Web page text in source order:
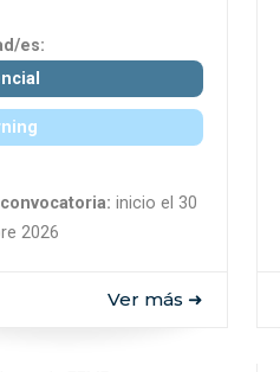
es:
inicio el 30
2026
Ver más ➜